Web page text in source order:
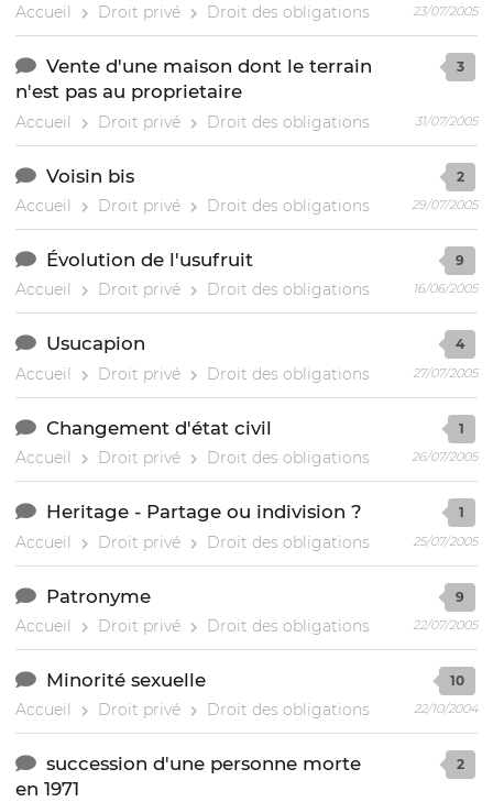
Accueil Droit privé Droit des obligations 23/07/2005
Vente d'une maison dont le terrain
n'est pas au proprietaire
Accueil Droit privé Droit des obligations
3
31/07/2005
Voisin bis
Accueil Droit privé Droit des obligations
2
29/07/2005
Évolution de l'usufruit
Accueil Droit privé Droit des obligations
9
16/06/2005
Usucapion
Accueil Droit privé Droit des obligations
4
27/07/2005
Changement d'état civil
Accueil Droit privé Droit des obligations
1
26/07/2005
Heritage - Partage ou indivision ?
Accueil Droit privé Droit des obligations
1
25/07/2005
Patronyme
Accueil Droit privé Droit des obligations
9
22/07/2005
Minorité sexuelle
Accueil Droit privé Droit des obligations
10
22/10/2004
succession d'une personne morte
en 1971
2